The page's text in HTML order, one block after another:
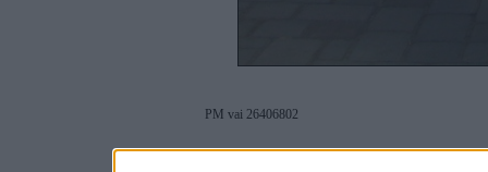
PM vai 26406802